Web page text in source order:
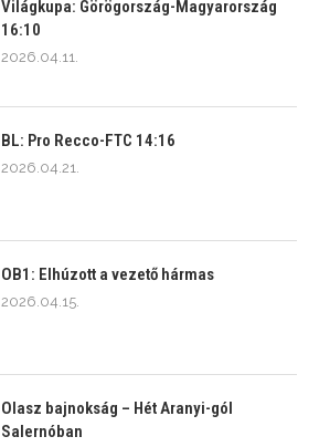
Világkupa: Görögország-Magyarország
16:10
2026.04.11.
BL: Pro Recco-FTC 14:16
2026.04.21.
OB1: Elhúzott a vezető hármas
2026.04.15.
Olasz bajnokság – Hét Aranyi-gól
Salernóban